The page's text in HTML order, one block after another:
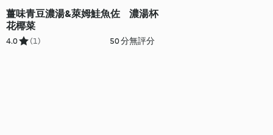
薑味青豆濃湯&萊姆鮭魚佐
花椰菜
4.0 (1) 50 分
濃湯杯
無評分